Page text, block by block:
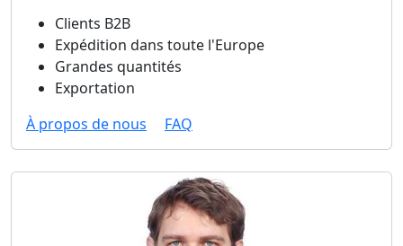
Clients B2B
Expédition dans toute l'Europe
Grandes quantités
Exportation
À propos de nous
FAQ